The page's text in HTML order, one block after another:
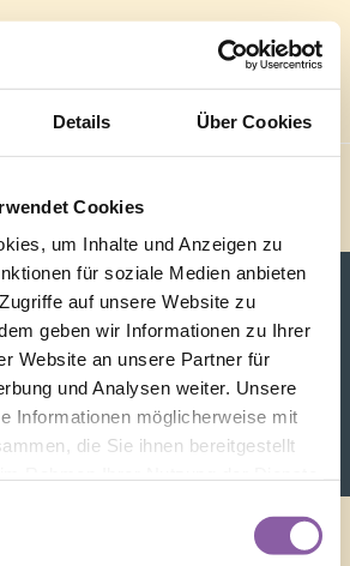
Details Über Cookies
Cookies
um Inhalte und Anzeigen zu
für soziale Medien anbieten
auf unsere Website zu
geben wir Informationen zu Ihrer
Website an unsere Partner für
und Analysen weiter. Unsere
Informationen möglicherweise mit
die Sie ihnen bereitgestellt